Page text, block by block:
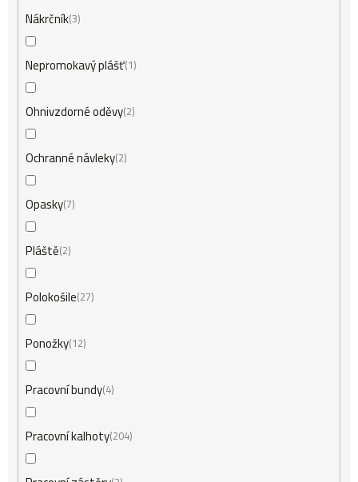
Nákrčník3
Nepromokavý plášť 1
Ohnivzdorné oděvy 2
Ochranné návleky 2
Opasky7
Pláště 2
Polokošile 27
Ponožky 12
Pracovní bundy 4
Pracovní kalhoty 204